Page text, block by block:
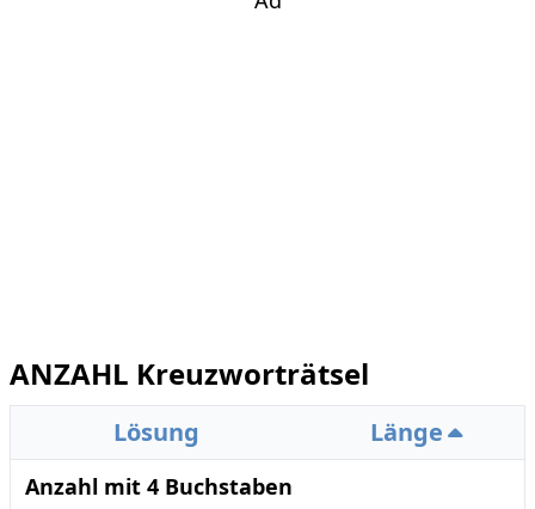
ANZAHL Kreuzworträtsel
Lösung Länge
Anzahl mit 4 Buchstaben